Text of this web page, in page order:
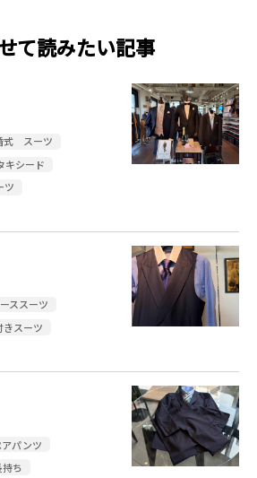
て読みたい記事
式 スーツ
シード
ツ
ススーツ
きスーツ
アパンツ
持ち